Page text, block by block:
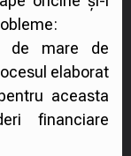
de mare de
elaborat
aceasta
financiare